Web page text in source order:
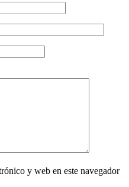
y web en este navegador